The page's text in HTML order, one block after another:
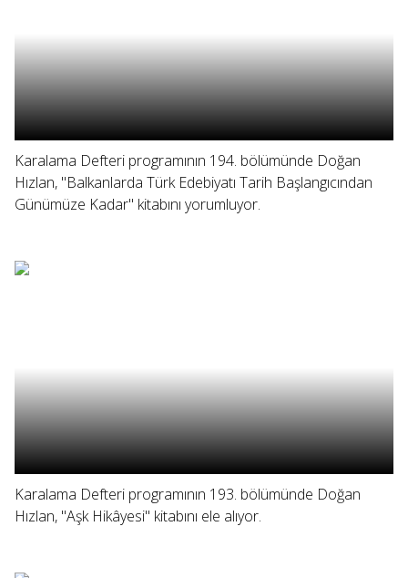
Karalama Defteri programının 194. bölümünde Doğan
Hızlan, "Balkanlarda Türk Edebiyatı Tarih Başlangıcından
Günümüze Kadar" kitabını yorumluyor.
Karalama Defteri programının 193. bölümünde Doğan
Hızlan, "Aşk Hikâyesi" kitabını ele alıyor.